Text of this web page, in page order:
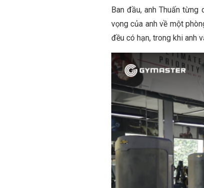
Ban đầu, anh Thuấn
vọng của anh về một
đều có hạn, trong khi anh